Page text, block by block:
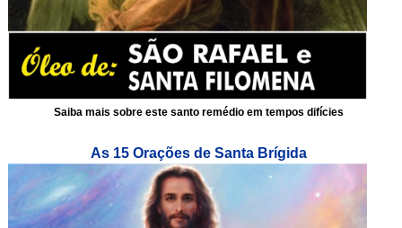
Saiba mais sobre este santo remédio em tempos difícies
As 15 Orações de Santa Brígida